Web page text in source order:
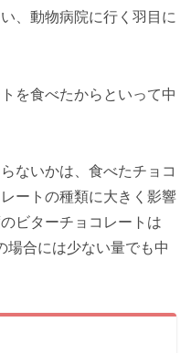
、動物病院に行く羽目に
を食べたからといって中
ないかは、食べたチョコ
ートの種類に大きく影響
ビターチョコレートは
場合には少ない量でも中